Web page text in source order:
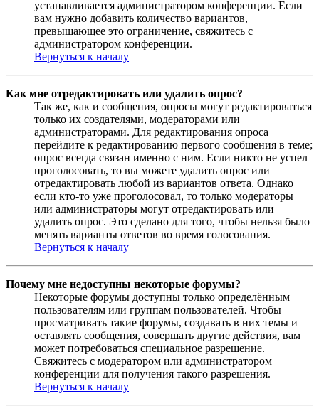
устанавливается администратором конференции. Если
вам нужно добавить количество вариантов,
превышающее это ограничение, свяжитесь с
администратором конференции.
Вернуться к началу
Как мне отредактировать или удалить опрос?
Так же, как и сообщения, опросы могут редактироваться
только их создателями, модераторами или
администраторами. Для редактирования опроса
перейдите к редактированию первого сообщения в теме;
опрос всегда связан именно с ним. Если никто не успел
проголосовать, то вы можете удалить опрос или
отредактировать любой из вариантов ответа. Однако
если кто-то уже проголосовал, то только модераторы
или администраторы могут отредактировать или
удалить опрос. Это сделано для того, чтобы нельзя было
менять варианты ответов во время голосования.
Вернуться к началу
Почему мне недоступны некоторые форумы?
Некоторые форумы доступны только определённым
пользователям или группам пользователей. Чтобы
просматривать такие форумы, создавать в них темы и
оставлять сообщения, совершать другие действия, вам
может потребоваться специальное разрешение.
Свяжитесь с модератором или администратором
конференции для получения такого разрешения.
Вернуться к началу